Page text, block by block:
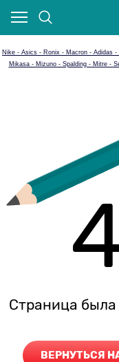
Nike - Asics - Ronix - Macron - Adidas
Mikasa - Mizuno - Spalding - Mitre -
Страница
ВЕРНУТЬСЯ